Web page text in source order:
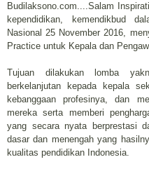
Budilaksono.com....Salam
kependidikan, kemendikbud
Nasional 25 November 2016,
Practice untuk Kepala dan
Tujuan dilakukan lomba
berkelanjutan kepada kepala
kebanggaan profesinya, dan
mereka serta memberi
yang secara nyata berprestasi
dasar dan menengah yang
kualitas pendidikan Indonesia.